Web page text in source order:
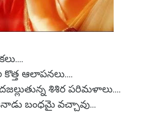
ఆలాపనలు....
శిశిర పరిమళాలు....
బంధమై వచ్చావు...